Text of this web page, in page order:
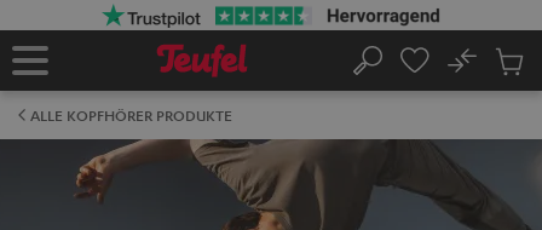
Startseite
Suche
No
ALLE KOPFHÖRER PRODUKTE